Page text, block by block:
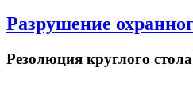
Разрушение
Резолюция круглого